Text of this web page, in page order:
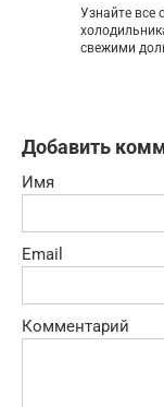
Узнайте все
свежими
Добавить
Имя
Email
Комментарий